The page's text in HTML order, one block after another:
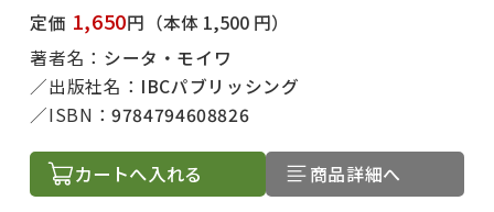
定価 1,650円 （本体 1,500 円）
著者名： シータ・モイワ
出版社名： IBCパブリッシング
ISBN：9784794608826
カートへ入れる 商品詳細へ